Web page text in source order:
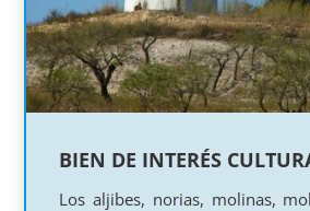
BIEN DE INTERÉS
Los aljibes, norias, molinas,